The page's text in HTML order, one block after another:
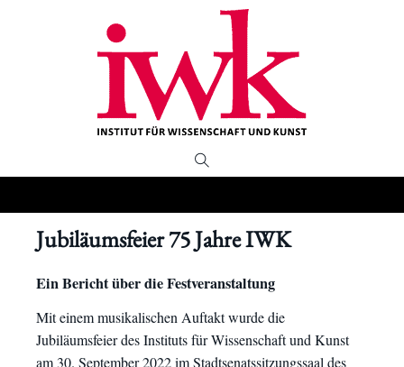
Jubiläumsfeier 75 Jahre IWK
Ein Bericht über die Festveranstaltung
Mit einem musikalischen Auftakt wurde die
Jubiläumsfeier des Instituts für Wissenschaft und Kunst
am 30. September 2022 im Stadtsenatssitzungssaal des